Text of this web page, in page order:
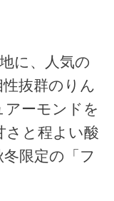
に、人気の
抜群のりん
アーモンドを
さと程よい酸
限定の「フ